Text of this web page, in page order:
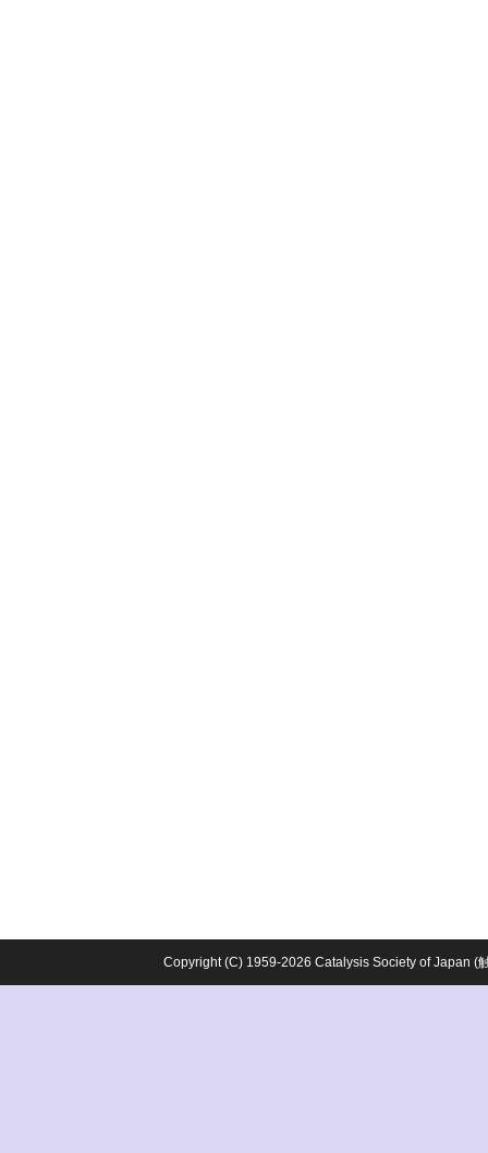
Copyright (C) 1959-2026 Catalysis Society of Japan (